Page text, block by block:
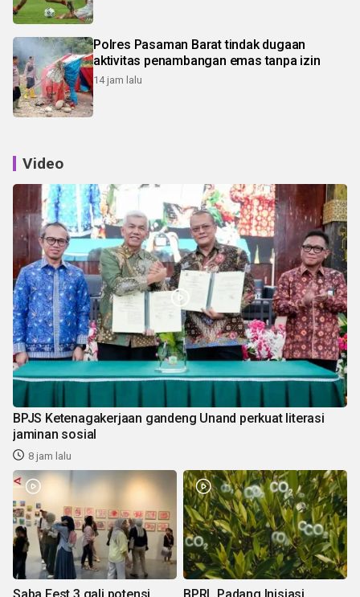
Polres Pasaman Barat tindak dugaan
aktivitas penambangan emas tanpa izin
14 jam lalu
Video
BPJS Ketenagakerjaan gandeng Unand perkuat literasi
jaminan sosial
8 jam lalu